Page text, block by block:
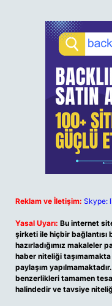
Reklam ve İletişim: Skype:
Yasal Uyarı: Bu internet
şirketi ile hiçbir bağlantısı
hazırladığımız makaleler
haber niteliği
paylaşım
benzerlikleri tamamen
halindedir ve tavsiye